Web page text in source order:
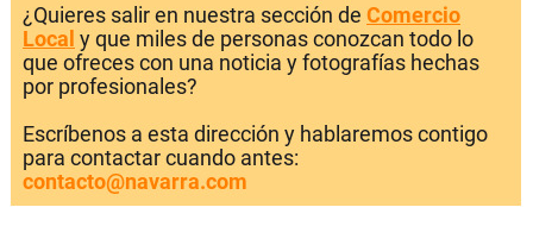
¿Quieres salir en nuestra sección de Comercio
Local y que miles de personas conozcan todo lo
que ofreces con una noticia y fotografías hechas
por profesionales?
Escríbenos a esta dirección y hablaremos contigo
para contactar cuando antes:
contacto@navarra.com